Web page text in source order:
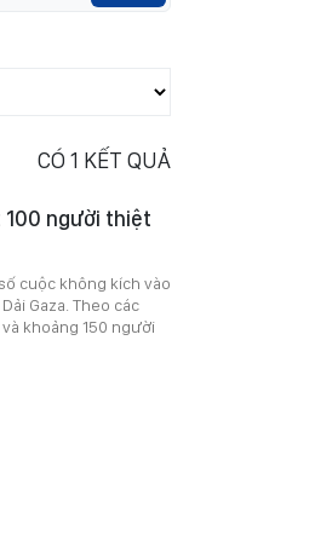
CÓ 1 KẾT QUẢ
100 người thiệt
cuộc không kích vào
Gaza. Theo các
khoảng 150 người